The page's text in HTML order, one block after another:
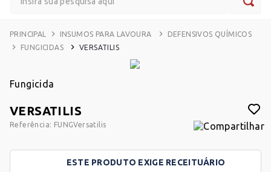
INSUMOS PARA LAVOURA
DEFENSIVOS QUÍMICOS
FUNGICIDAS
VERSATILIS
Fungicida
VERSATILIS
Referência: FUNGVersatilis
ESTE PRODUTO EXIGE RECEITUÁRIO